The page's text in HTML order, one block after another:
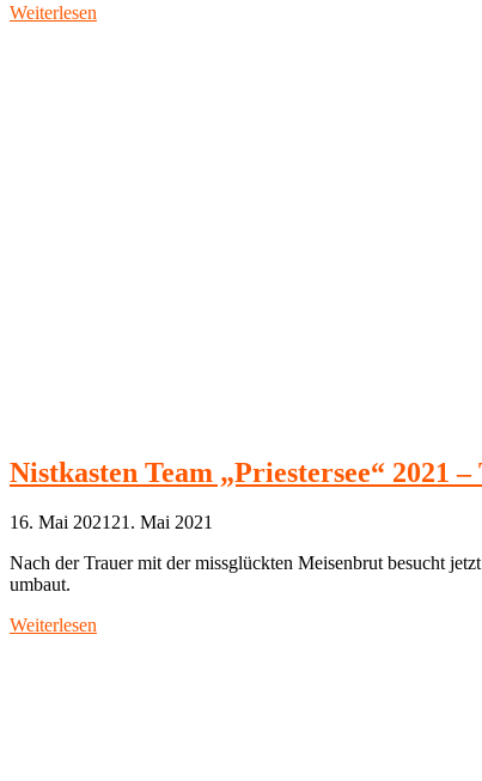
Weiterlesen
Nistkasten Team „Priestersee“ 2021
16. Mai 202121. Mai 2021
Nach der Trauer mit der missglückten Meisenbrut besucht
umbaut.
Weiterlesen